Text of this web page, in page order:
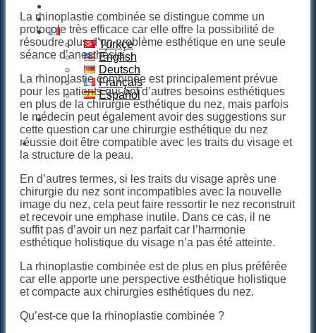
Blog
Français
Türkçe
English
Deutsch
Français
Español
La rhinoplastie combinée se distingue comme un
protocole très efficace car elle offre la possibilité de
résoudre plus d’un problème esthétique en une seule
séance d’anesthésie.
La rhinoplastie combinée est principalement prévue
pour les patients qui ont d’autres besoins esthétiques
en plus de la chirurgie esthétique du nez, mais parfois
le médecin peut également avoir des suggestions sur
cette question car une chirurgie esthétique du nez
réussie doit être compatible avec les traits du visage et
la structure de la peau.
En d’autres termes, si les traits du visage après une
chirurgie du nez sont incompatibles avec la nouvelle
image du nez, cela peut faire ressortir le nez reconstruit
et recevoir une emphase inutile. Dans ce cas, il ne
suffit pas d’avoir un nez parfait car l’harmonie
esthétique holistique du visage n’a pas été atteinte.
La rhinoplastie combinée est de plus en plus préférée
car elle apporte une perspective esthétique holistique
et compacte aux chirurgies esthétiques du nez.
Qu’est-ce que la rhinoplastie combinée ?